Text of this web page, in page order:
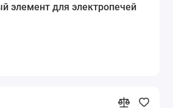
элемент для электропечей